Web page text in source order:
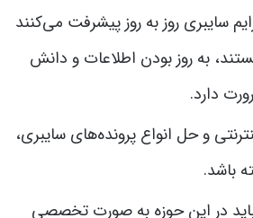
سایبری روز به روز پیشرفت می‌کنند
به روز بودن اطلاعات و دانش
دارد.
و حل انواع پرونده‌های سایبری،
باشد.
در این حوزه به صورت تخصصی